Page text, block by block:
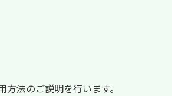
法のご説明を行います。